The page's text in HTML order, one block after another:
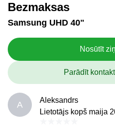
Bezmaksas
Samsung UHD 40"
Nosūtīt
Parādīt
A
Aleksandrs
Lietotājs kopš maija